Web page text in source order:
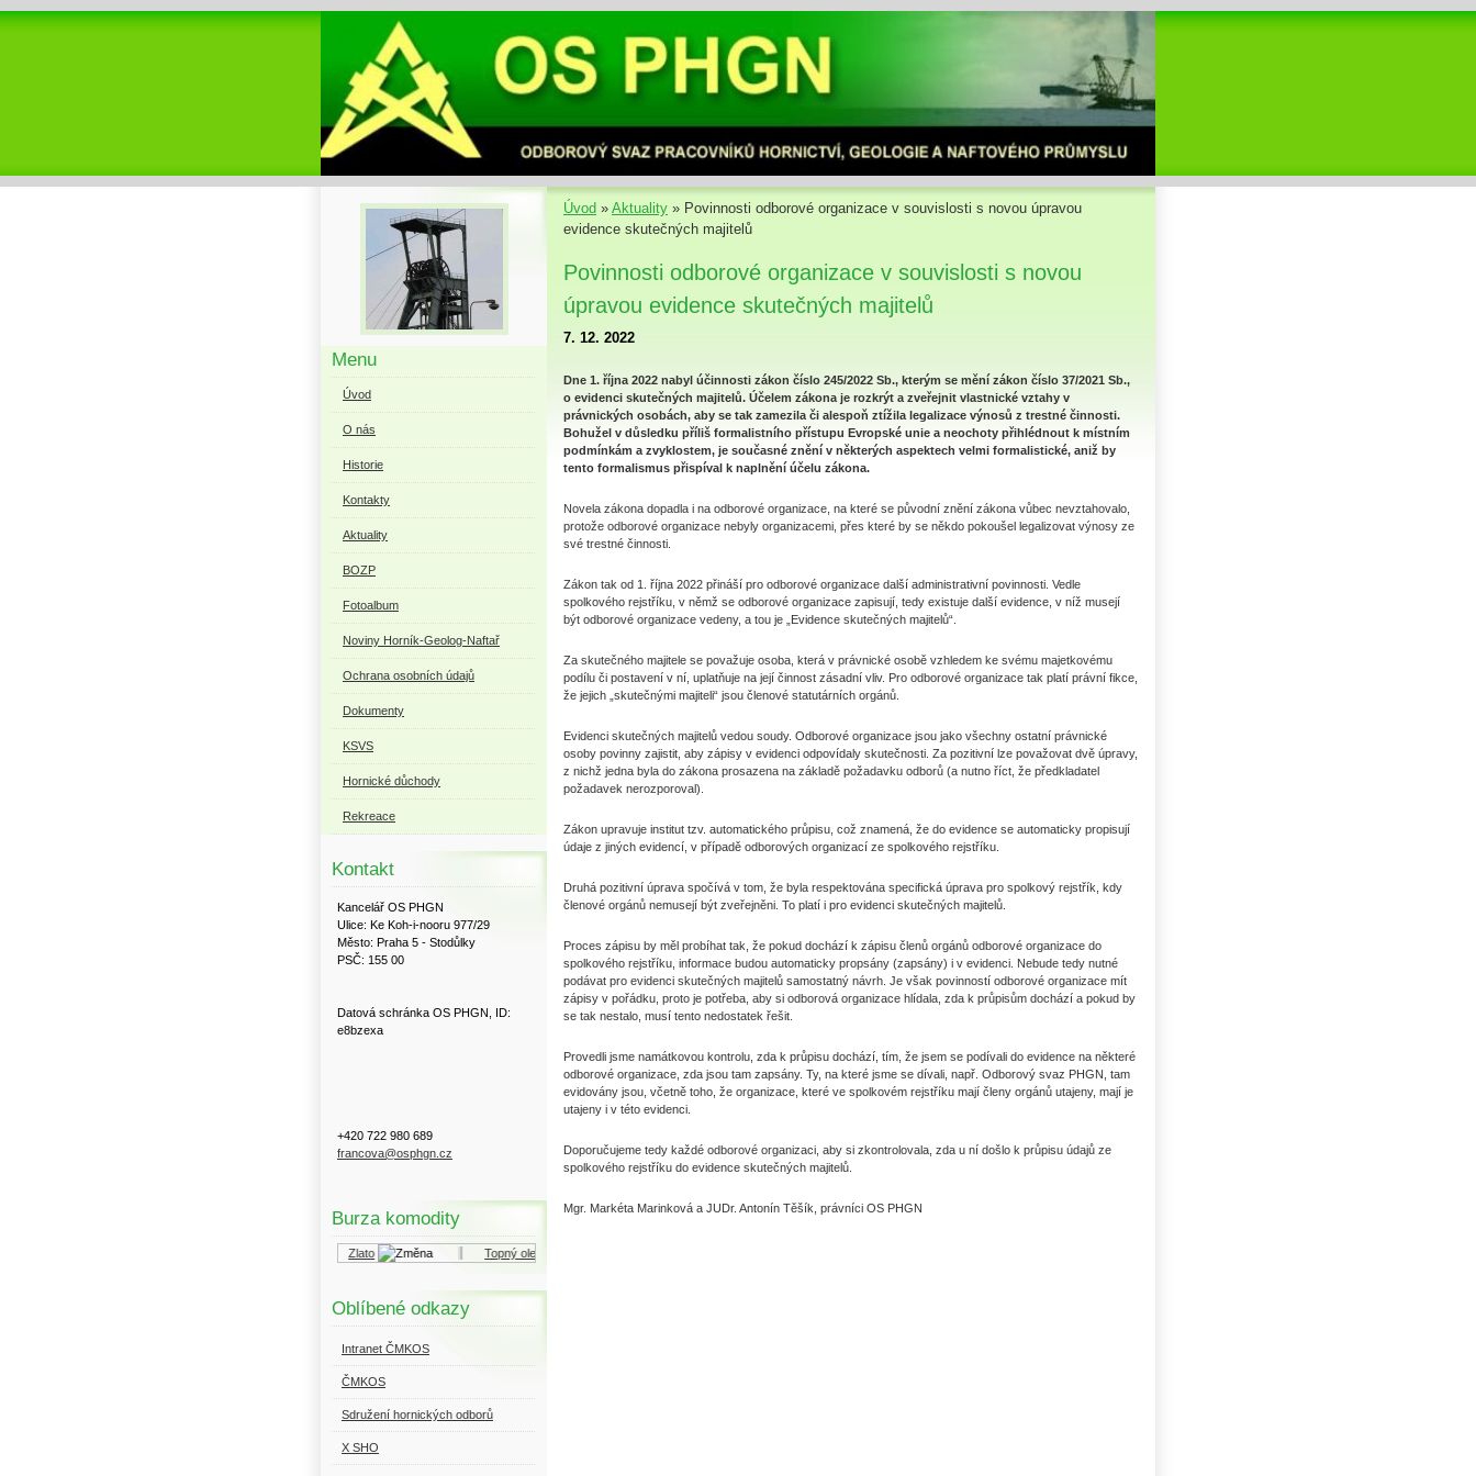
Úvod » Aktuality » Povinnosti odborové organizace v souvislosti s novou úpravou
evidence skutečných majitelů
Povinnosti odborové organizace v souvislosti s novou
úpravou evidence skutečných majitelů
7. 12. 2022
Dne 1. října 2022 nabyl účinnosti zákon číslo 245/2022 Sb., kterým se mění zákon číslo 37/2021 Sb.,
o evidenci skutečných majitelů. Účelem zákona je rozkrýt a zveřejnit vlastnické vztahy v
právnických osobách, aby se tak zamezila či alespoň ztížila legalizace výnosů z trestné činnosti.
Bohužel v důsledku příliš formalistního přístupu Evropské unie a neochoty přihlédnout k místním
podmínkám a zvyklostem, je současné znění v některých aspektech velmi formalistické, aniž by
tento formalismus přispíval k naplnění účelu zákona.
Novela zákona dopadla i na odborové organizace, na které se původní znění zákona vůbec nevztahovalo,
protože odborové organizace nebyly organizacemi, přes které by se někdo pokoušel legalizovat výnosy ze
své trestné činnosti.
Zákon tak od 1. října 2022 přináší pro odborové organizace další administrativní povinnosti. Vedle
spolkového rejstříku, v němž se odborové organizace zapisují, tedy existuje další evidence, v níž musejí
být odborové organizace vedeny, a tou je „Evidence skutečných majitelů“.
Za skutečného majitele se považuje osoba, která v právnické osobě vzhledem ke svému majetkovému
podílu či postavení v ní, uplatňuje na její činnost zásadní vliv. Pro odborové organizace tak platí právní fikce,
že jejich „skutečnými majiteli“ jsou členové statutárních orgánů.
Evidenci skutečných majitelů vedou soudy. Odborové organizace jsou jako všechny ostatní právnické
osoby povinny zajistit, aby zápisy v evidenci odpovídaly skutečnosti. Za pozitivní lze považovat dvě úpravy,
z nichž jedna byla do zákona prosazena na základě požadavku odborů (a nutno říct, že předkladatel
požadavek nerozporoval).
Zákon upravuje institut tzv. automatického průpisu, což znamená, že do evidence se automaticky propisují
údaje z jiných evidencí, v případě odborových organizací ze spolkového rejstříku.
Druhá pozitivní úprava spočívá v tom, že byla respektována specifická úprava pro spolkový rejstřík, kdy
členové orgánů nemusejí být zveřejněni. To platí i pro evidenci skutečných majitelů.
Proces zápisu by měl probíhat tak, že pokud dochází k zápisu členů orgánů odborové organizace do
spolkového rejstříku, informace budou automaticky propsány (zapsány) i v evidenci. Nebude tedy nutné
podávat pro evidenci skutečných majitelů samostatný návrh. Je však povinností odborové organizace mít
zápisy v pořádku, proto je potřeba, aby si odborová organizace hlídala, zda k průpisům dochází a pokud by
se tak nestalo, musí tento nedostatek řešit.
Provedli jsme namátkovou kontrolu, zda k průpisu dochází, tím, že jsem se podívali do evidence na některé
odborové organizace, zda jsou tam zapsány. Ty, na které jsme se dívali, např. Odborový svaz PHGN, tam
evidovány jsou, včetně toho, že organizace, které ve spolkovém rejstříku mají členy orgánů utajeny, mají je
utajeny i v této evidenci.
Doporučujeme tedy každé odborové organizaci, aby si zkontrolovala, zda u ní došlo k průpisu údajů ze
spolkového rejstříku do evidence skutečných majitelů.
Mgr. Markéta Marinková a JUDr. Antonín Těšík, právníci OS PHGN
Menu
Úvod
O nás
Historie
Kontakty
Aktuality
BOZP
Fotoalbum
Noviny Horník-Geolog-Naftař
Ochrana osobních údajů
Dokumenty
KSVS
Hornické důchody
Rekreace
Kontakt
Kancelář OS PHGN
Ulice: Ke Koh-i-nooru 977/29
Město: Praha 5 - Stodůlky
PSČ: 155 00
Datová schránka OS PHGN, ID:
e8bzexa
+420 722 980 689
francova@osphgn.cz
Burza komodity
Zlato Topný olej
Oblíbené odkazy
Intranet ČMKOS
ČMKOS
Sdružení hornických odborů
X SHO